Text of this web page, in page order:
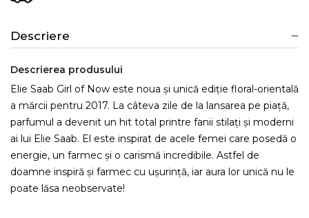
Descriere
Descrierea produsului
Elie Saab Girl of Now este noua și unică ediție floral-orientală
a mărcii pentru 2017. La câteva zile de la lansarea pe piață,
parfumul a devenit un hit total printre fanii stilați și moderni
ai lui Elie Saab. El este inspirat de acele femei care posedă o
energie, un farmec și o carismă incredibile. Astfel de
doamne inspiră și farmec cu ușurință, iar aura lor unică nu le
poate lăsa neobservate!